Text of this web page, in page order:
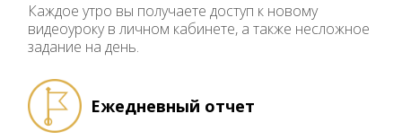
Каждое утро вы получаете доступ к новому
видеоуроку в личном кабинете, а также несложное
задание на день.
Ежедневный отчет